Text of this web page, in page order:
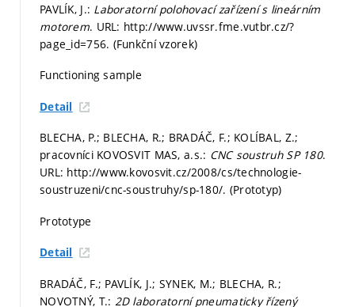
PAVLÍK, J.: Laboratorní polohovací zařízení s lineárním
motorem. URL: http://www.uvssr.fme.vutbr.cz/?
page_id=756. (Funkční vzorek)
Functioning sample
Detail
BLECHA, P.; BLECHA, R.; BRADÁČ, F.; KOLÍBAL, Z.;
pracovníci KOVOSVIT MAS, a.s.: CNC soustruh SP 180.
URL: http://www.kovosvit.cz/2008/cs/technologie-
soustruzeni/cnc-soustruhy/sp-180/. (Prototyp)
Prototype
Detail
BRADÁČ, F.; PAVLÍK, J.; SYNEK, M.; BLECHA, R.;
NOVOTNÝ, T.: 2D laboratorní pneumaticky řízený